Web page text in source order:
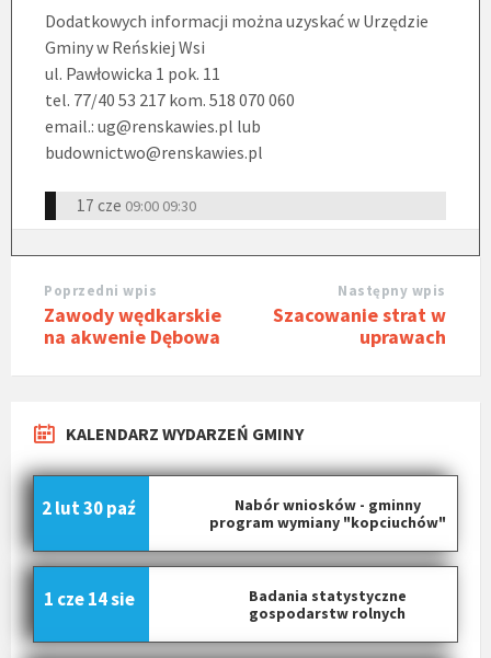
Dodatkowych informacji można uzyskać w Urzędzie
Gminy w Reńskiej Wsi
ul. Pawłowicka 1 pok. 11
tel. 77/40 53 217 kom. 518 070 060
email.: ug@renskawies.pl lub
budownictwo@renskawies.pl
17 cze 09:00 09:30
Poprzedni wpis
Zawody wędkarskie
na akwenie Dębowa
Następny wpis
Szacowanie strat w
uprawach
KALENDARZ WYDARZEŃ GMINY
Nabór wniosków - gminny
program wymiany "kopciuchów"
2 lut30 paź
Badania statystyczne
gospodarstw rolnych
1 cze 14 sie